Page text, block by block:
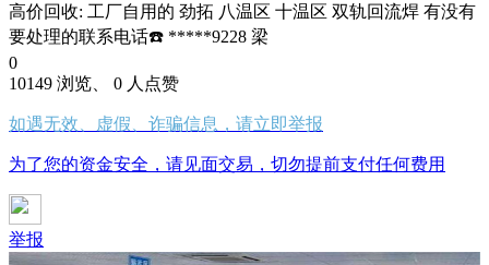
高价回收: 工厂自用的 劲拓 八温区 十温区 双轨回流焊 有没有
要处理的联系电话☎️ *****9228 梁
0
10149 浏览、 0 人点赞
如遇无效、虚假、诈骗信息，请立即举报
为了您的资金安全，请见面交易，切勿提前支付任何费用
举报